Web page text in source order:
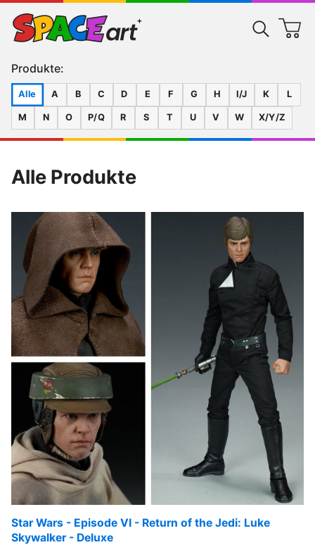
Produkte:
Alle A B C D E F G H I/J K L
M N O P/Q R S T U V W X/Y/Z
Alle Produkte
Star Wars - Episode VI - Return of the Jedi: Luke
Skywalker - Deluxe